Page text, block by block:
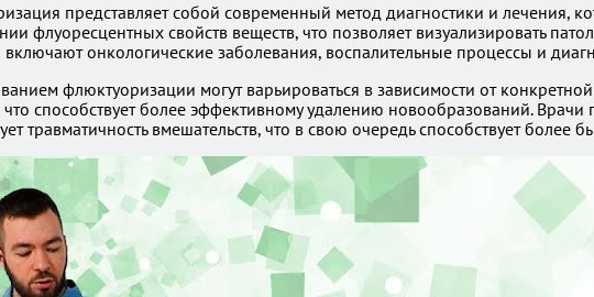
представляет собой современный метод диагностики и лечения,
флуоресцентных свойств веществ, что позволяет визуализировать
онкологические заболевания, воспалительные процессы и
флюктуоризации могут варьироваться в зависимости от
способствует более эффективному удалению новообразований.
травматичность вмешательств, что в свою очередь способствует более